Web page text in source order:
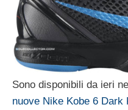
Sono disponibili da ieri
nuove Nike Kobe 6 Dark